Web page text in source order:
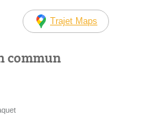
Trajet Maps
commun